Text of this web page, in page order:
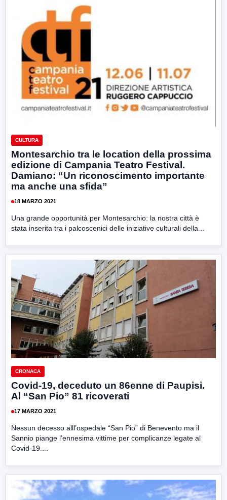
CULTURA
Montesarchio tra le location della prossima
edizione di Campania Teatro Festival.
Damiano: “Un riconoscimento importante
ma anche una sfida”
18 MARZO 2021
Una grande opportunità per Montesarchio: la nostra città è
stata inserita tra i palcoscenici delle iniziative culturali della...
CRONACA
Covid-19, deceduto un 86enne di Paupisi.
Al “San Pio” 81 ricoverati
17 MARZO 2021
Nessun decesso alll’ospedale “San Pio” di Benevento ma il
Sannio piange l’ennesima vittime per complicanze legate al
Covid-19....